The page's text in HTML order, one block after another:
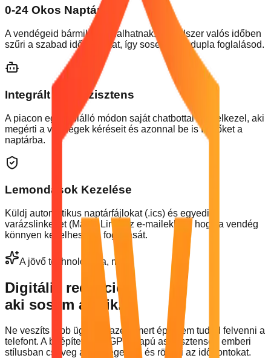
0-24 Okos Naptár
A vendégeid bármikor foglalhatnak. A rendszer valós időben
szűri a szabad időpontokat, így sosem lesz dupla foglalásod.
Integrált AI Asszisztens
A piacon egyedülálló módon saját chatbottal rendelkezel, aki
megérti a vendégek kéréseit és azonnal be is írja őket a
naptárba.
Lemondások Kezelése
Küldj automatikus naptárfájlokat (.ics) és egyedi
varázslinkeket (Magic Link) az e-mailekben, hogy a vendég
könnyen kezelhesse a foglalását.
A jövő technológiája, ma.
Digitális recepciós,
aki sosem alszik.
Ne veszíts több ügyfelet azért, mert épp nem tudod felvenni a
telefont. A beépített ChatGPT-alapú asszisztensed emberi
stílusban cseveg a vendégekkel és rögzíti az időpontokat.